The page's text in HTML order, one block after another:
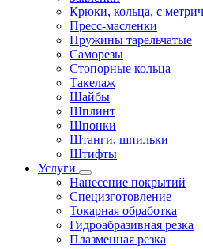
Крюки, кольца, с
Пресс-масленки
Пружины тарельчатые
Саморезы
Стопорные кольца
Такелаж
Шайбы
Шплинт
Шпонки
Штанги, шпильки
Штифты
Услуги
Нанесение покрытий
Специзготовление
Токарная обработка
Гидроабразивная резка
Плазменная резка